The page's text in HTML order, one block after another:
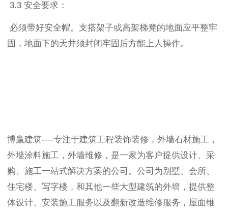
3.3 安全要求：
必须带好安全帽。支搭架子或高架梯凳的地面应平整牢
固，地面下的天井须封闭牢固后方能上人操作。
博赢建筑-—专注于建筑工程装饰装修，外墙石材施工，
外墙涂料施工，外墙维修，是一家为客户提供设计、采
购、施工一站式解决方案的公司。公司为别墅、会所、
住宅楼、写字楼，和其他一些大型建筑的外墙，提供整
体设计、安装施工服务以及翻新改造维修服务，屋面维